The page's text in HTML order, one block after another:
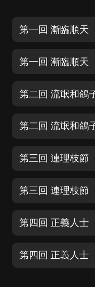
第一回 漸臨順天
第一回 漸臨順天
第二回 流氓和鴿
第二回 流氓和鴿
第三回 連理枝節
第三回 連理枝節
第四回 正義人士
第四回 正義人士